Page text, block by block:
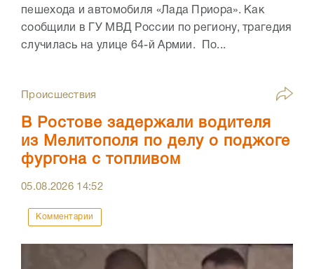
пешехода и автомобиля «Лада Приора». Как
сообщили в ГУ МВД России по региону, трагедия
случилась на улице 64-й Армии. По...
Происшествия
В Ростове задержали водителя
из Мелитополя по делу о поджоге
фургона с топливом
05.08.2026 14:52
Комментарии